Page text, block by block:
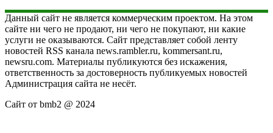
Данный сайт не является коммерческим проектом. На этом
сайте ни чего не продают, ни чего не покупают, ни какие
услуги не оказываются. Сайт представляет собой ленту
новостей RSS канала news.rambler.ru, kommersant.ru,
newsru.com. Материалы публикуются без искажения,
ответственность за достоверность публикуемых новостей
Администрация сайта не несёт.
Сайт от bmb2 @ 2024